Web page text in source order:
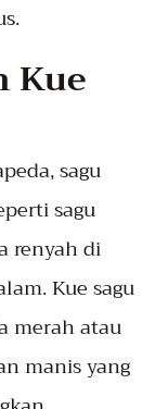
Kue
sagu
sagu
renyah di
Kue sagu
merah atau
manis yang